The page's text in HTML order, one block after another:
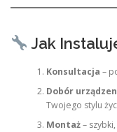
Jak
Konsultacja –
Dobór
Twojego stylu
Montaż–